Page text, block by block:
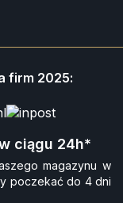
firm 2025:
ciągu 24h*
magazynu w
poczekać do 4 dni